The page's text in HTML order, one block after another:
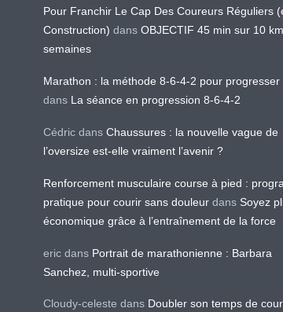
Pour Franchir Le Cap Des Coureurs Réguliers
Construction) dans OBJECTIF 45 min sur 10
semaines
Marathon : la méthode 8-6-4-2 pour progresser
dans La séance en progression 8-6-4-2
Cédric dans Chaussures : la nouvelle vague de
l’oversize est-elle vraiment l’avenir ?
Renforcement musculaire course à pied :
pratique pour courir sans douleur dans Soyez
économique grâce à l’entraînement de la force
eric dans Portrait de marathonienne : Barbara
Sanchez, multi-sportive
Cloudy-celeste dans Doubler son temps de